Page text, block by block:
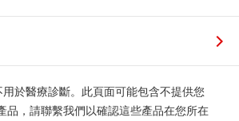
於醫療診斷。此頁面可能包含不提供您
品，請聯繫我們以確認這些產品在您所在